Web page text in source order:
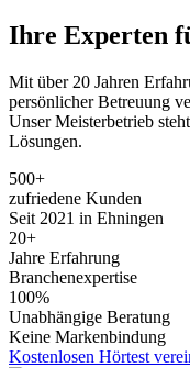
Ihre Experten
Mit über 20 Jahren
persönlicher Betreuung
Unser Meisterbetrieb
Lösungen.
500+
zufriedene Kunden
Seit 2021 in Ehningen
20+
Jahre Erfahrung
Branchenexpertise
100%
Unabhängige Beratung
Keine Markenbindung
Kostenlosen Hörtest